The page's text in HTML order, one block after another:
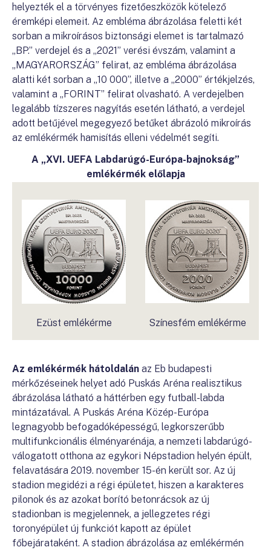
helyezték el a törvényes fizetőeszközök kötelező
éremképi elemeit. Az embléma ábrázolása feletti két
sorban a mikroírásos biztonsági elemet is tartalmazó
„BP.” verdejel és a „2021” verési évszám, valamint a
„MAGYARORSZÁG” felirat, az embléma ábrázolása
alatti két sorban a „10 000”, illetve a „2000” értékjelzés,
valamint a „FORINT” felirat olvasható. A verdejelben
legalább tízszeres nagyítás esetén látható, a verdejel
adott betűjével megegyező betűket ábrázoló mikroírás
az emlékérmék hamisítás elleni védelmét segíti.
A „XVI. UEFA Labdarúgó-Európa-bajnokság”
emlékérmék előlapja
Ezüst emlékérme Színesfém emlékérme
Az emlékérmék hátoldalán az Eb budapesti
mérkőzéseinek helyet adó Puskás Aréna realisztikus
ábrázolása látható a háttérben egy futball-labda
mintázatával. A Puskás Aréna Közép-Európa
legnagyobb befogadóképességű, legkorszerűbb
multifunkcionális élményarénája, a nemzeti labdarúgó-
válogatott otthona az egykori Népstadion helyén épült,
felavatására 2019. november 15-én került sor. Az új
stadion megidézi a régi épületet, hiszen a karakteres
pilonok és az azokat borító betonrácsok az új
stadionban is megjelennek, a jellegzetes régi
toronyépület új funkciót kapott az épület
főbejárataként. A stadion ábrázolása az emlékérmén